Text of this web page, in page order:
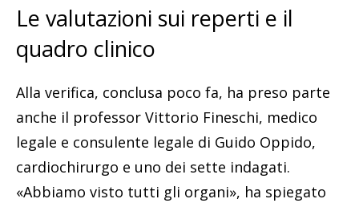
Le valutazioni sui reperti e il
quadro clinico
Alla verifica, conclusa poco fa, ha preso parte
anche il professor Vittorio Fineschi, medico
legale e consulente legale di Guido Oppido,
cardiochirurgo e uno dei sette indagati.
«Abbiamo visto tutti gli organi», ha spiegato